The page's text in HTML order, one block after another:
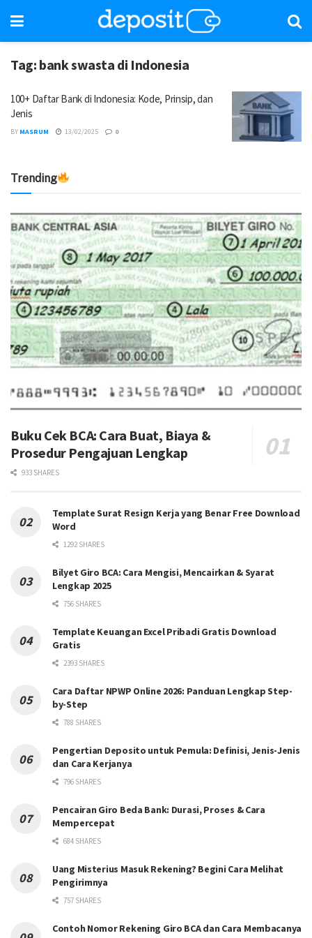
Tag: bank swasta di Indonesia
100+ Daftar Bank di Indonesia: Kode, Prinsip, dan
Jenis
BY MASRUM 13/02/2025 0
Trending
Buku Cek BCA: Cara Buat, Biaya &
Prosedur Pengajuan Lengkap
933 SHARES
Template Surat Resign Kerja yang Benar Free Download
Word
1292 SHARES
Bilyet Giro BCA: Cara Mengisi, Mencairkan & Syarat
Lengkap 2025
756 SHARES
Template Keuangan Excel Pribadi Gratis Download
Gratis
2393 SHARES
Cara Daftar NPWP Online 2026: Panduan Lengkap Step-
by-Step
788 SHARES
Pengertian Deposito untuk Pemula: Definisi, Jenis-Jenis
dan Cara Kerjanya
796 SHARES
Pencairan Giro Beda Bank: Durasi, Proses & Cara
Mempercepat
684 SHARES
Uang Misterius Masuk Rekening? Begini Cara Melihat
Pengirimnya
757 SHARES
Contoh Nomor Rekening Giro BCA dan Cara Membacanya